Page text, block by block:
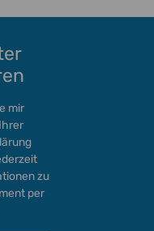
mir
zu
per